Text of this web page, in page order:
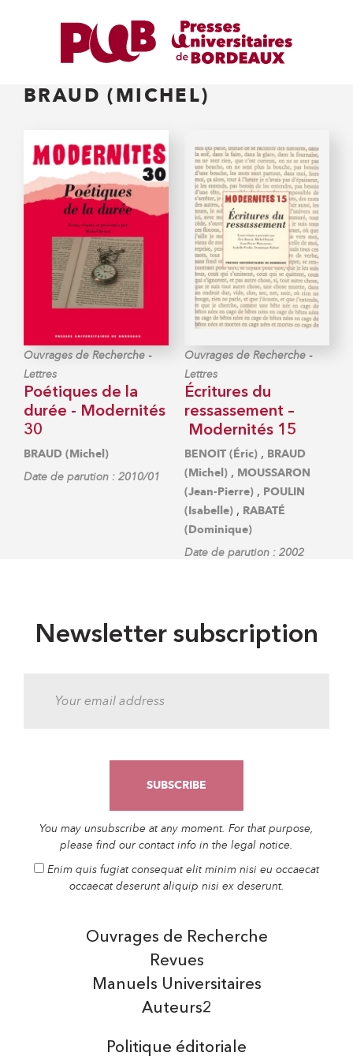
BRAUD (MICHEL)
Ouvrages de Recherche -
Lettres
Poétiques de la
durée - Modernités
30
BRAUD (Michel)
Date de parution : 2010/01
Ouvrages de Recherche -
Lettres
Écritures du
ressassement –
Modernités 15
BENOIT (Éric) , BRAUD
(Michel) , MOUSSARON
(Jean-Pierre) , POULIN
(Isabelle) , RABATÉ
(Dominique)
Date de parution : 2002
Newsletter subscription
You may unsubscribe at any moment. For that purpose,
please find our contact info in the legal notice.
Enim quis fugiat consequat elit minim nisi eu occaecat
occaecat deserunt aliquip nisi ex deserunt.
Auteurs2
Manuels Universitaires
Ouvrages de Recherche
Revues
Politique éditoriale